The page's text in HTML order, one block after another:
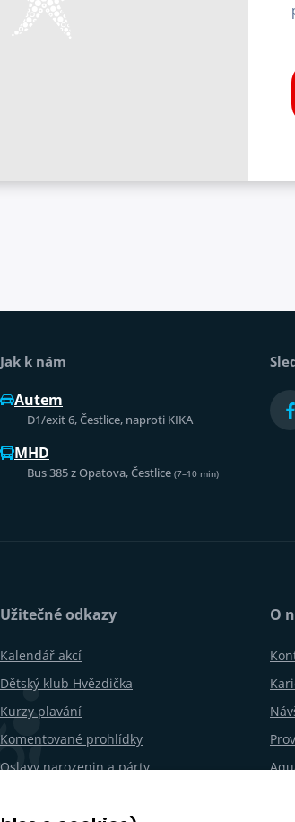
Jak k nám
Autem
D1/exit 6, Čestlice, naproti KIKA
MHD
Bus 385 z Opatova, Čestlice (7–10 min)
Užitečné odkazy
Kalendář akcí
Dětský klub Hvězdička
Kurzy plavání
Komentované prohlídky
Oslavy narozenin a párty
O